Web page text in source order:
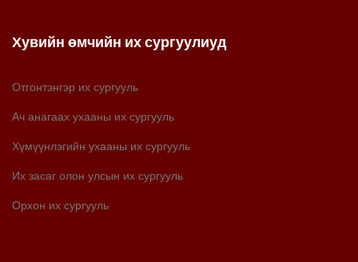
Хувийн өмчийн их сургуулиуд
Отгонтэнгэр их сургууль
Ач анагаах ухааны их сургууль
Хүмүүнлэгийн ухааны их сургууль
Их засаг олон улсын их сургууль
Орхон их сургууль